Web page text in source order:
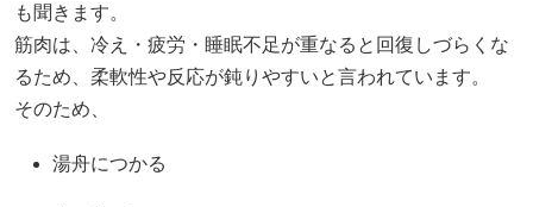
も聞きます。
筋肉は、冷え・疲労・睡眠不足が重なると回復しづらくな
るため、柔軟性や反応が鈍りやすいと言われています。
そのため、
湯舟につかる